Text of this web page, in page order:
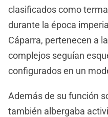
clasificados como
durante la época
Cáparra, pertenecen a la
complejos seguían
configurados en un
Además de su función
también albergaba